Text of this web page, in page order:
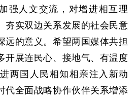
强人文交流，对增进相互理
夯实双边关系发展的社会民意
远的意义。希望两国媒体共担
开展连民心、接地气、有温度
两国人民相知相亲注入新动
代全面战略协作伙伴关系增添